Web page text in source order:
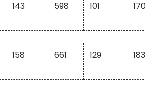
143 598 101
158 661 129 183